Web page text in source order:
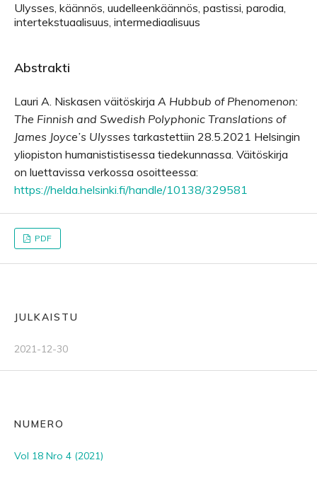
Ulysses, käännös, uudelleenkäännös, pastissi, parodia,
intertekstuaalisuus, intermediaalisuus
Abstrakti
Lauri A. Niskasen väitöskirja A Hubbub of Phenomenon:
The Finnish and Swedish Polyphonic Translations of
James Joyce’s Ulysses tarkastettiin 28.5.2021 Helsingin
yliopiston humanististisessa tiedekunnassa. Väitöskirja
on luettavissa verkossa osoitteessa:
https://helda.helsinki.fi/handle/10138/329581
PDF
JULKAISTU
2021-12-30
NUMERO
Vol 18 Nro 4 (2021)